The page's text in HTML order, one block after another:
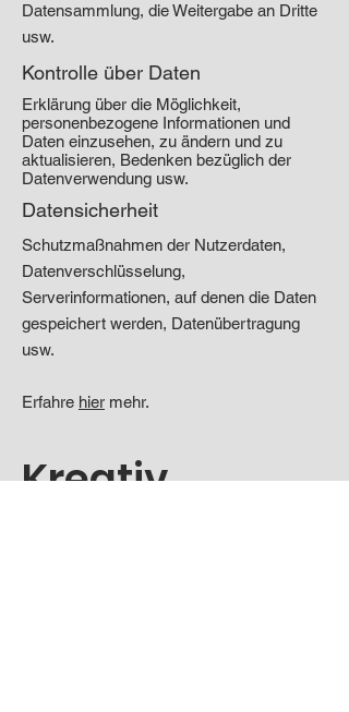
Datensammlung, die Weitergabe an Dritte
usw.
Kontrolle über Daten
Erklärung über die Möglichkeit,
personenbezogene Informationen und
Daten einzusehen, zu ändern und zu
aktualisieren, Bedenken bezüglich der
Datenverwendung usw.
Datensicherheit
Schutzmaßnahmen der Nutzerdaten,
Datenverschlüsselung,
Serverinformationen, auf denen die Daten
gespeichert werden, Datenübertragung
usw.
Erfahre hier mehr.
Kreativ.